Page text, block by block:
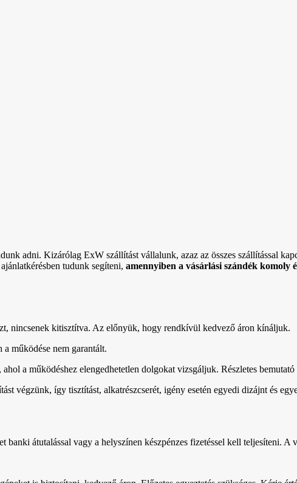
adni. Kizárólag ExW szállítást vállalunk, azaz az összes szállítással
tudunk segíteni, amennyiben a vásárlási szándék komoly
nincsenek kitisztítva. Az előnyük, hogy rendkívül kedvező áron kínáljuk.
működése nem garantált.
a működéshez elengedhetetlen dolgokat vizsgáljuk. Részletes
végzünk, így tisztítást, alkatrészcserét, igény esetén egyedi dizájnt és
átutalással vagy a helyszínen készpénzes fizetéssel kell teljesíteni. A